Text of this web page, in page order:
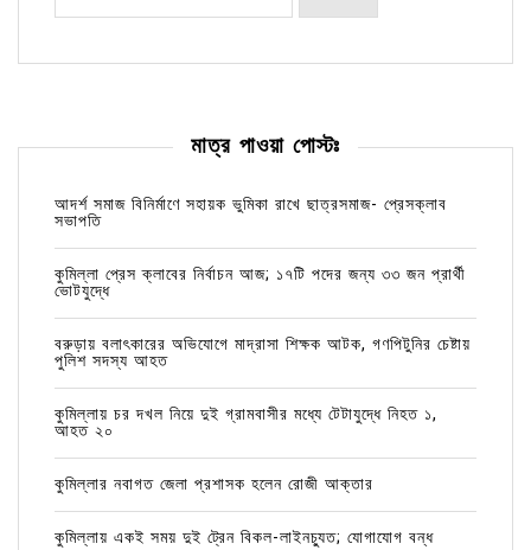
মাত্র পাওয়া পোস্টঃ
আদর্শ সমাজ বিনির্মাণে সহায়ক ভুমিকা রাখে ছাত্রসমাজ- প্রেসক্লাব
সভাপতি
কুমিল্লা প্রেস ক্লাবের নির্বাচন আজ; ১৭টি পদের জন্য ৩৩ জন প্রার্থী
ভোটযুদ্ধে
বরুড়ায় বলাৎকারের অভিযোগে মাদ্রাসা শিক্ষক আটক, গণপিটুনির চেষ্টায়
পুলিশ সদস্য আহত
কুমিল্লায় চর দখল নিয়ে দুই গ্রামবাসীর মধ্যে টেটাযুদ্ধে নিহত ১,
আহত ২০
কুমিল্লার নবাগত জেলা প্রশাসক হলেন রোজী আক্তার
কুমিল্লায় একই সময় দুই ট্রেন বিকল-লাইনচ্যুত; যোগাযোগ বন্ধ